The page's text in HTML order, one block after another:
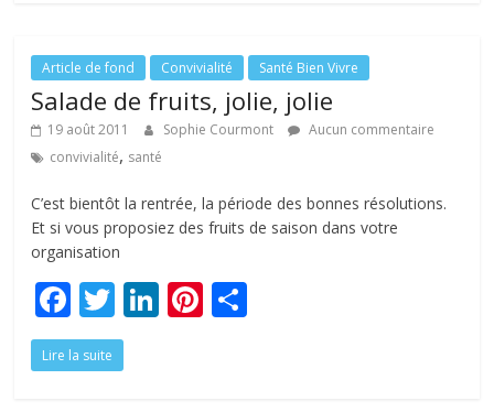
o
o
k
dI
n
st er
Article de fond Convivialité Santé Bien Vivre
Salade de fruits, jolie, jolie
19 août 2011 Sophie Courmont
Aucun commentaire
convivialité, santé
C’est bientôt la rentrée, la période des bonnes résolutions.
Et si vous proposiez des fruits de saison dans votre
organisation
F
ac
e
T
w
itt
Li Pi
Lire la suite